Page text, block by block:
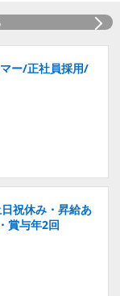
ー/正社員採用/
祝休み・昇給あ
賞与年2回